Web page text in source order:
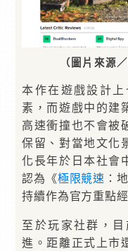
（圖片來源
本作在遊戲設計上
素，而遊戲中的建
高速衝撞也不會被
保留、對當地文化
化長年於日本社會
認為《極限競速 ：
持續作為官方重點
至於玩家社群，
進。距離正式上市